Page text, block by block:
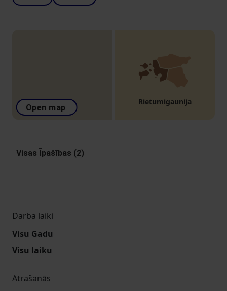
Open map
Rietumigaunija
Visas Īpašības (2)
Darba laiki
Visu Gadu
Visu laiku
Atrašanās